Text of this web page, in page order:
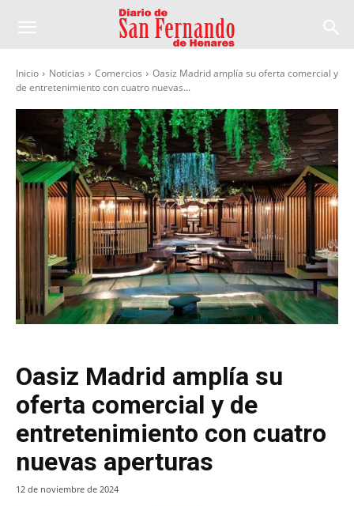
Inicio Noticias Comercios
Oasiz Madrid amplía su oferta comercial y
de entretenimiento con cuatro nuevas...
Oasiz Madrid amplía su
oferta comercial y de
entretenimiento con cuatro
nuevas aperturas
12 de noviembre de 2024